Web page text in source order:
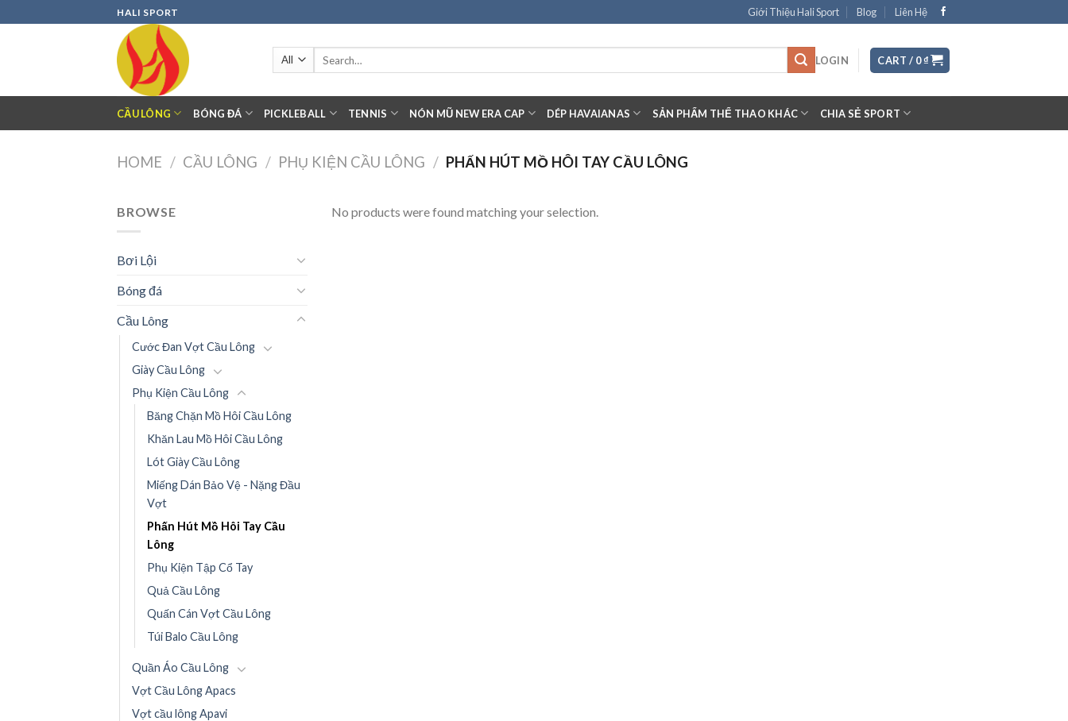
to
HALI SPORT Giới Thiệu Hali Sport Blog Liên Hệ
LOGIN CART / 0₫
CẦU LÔNG BÓNG ĐÁ PICKLEBALL TENNIS NÓN MŨ NEW ERA CAP DÉP HAVAIANAS SẢN PHẨM THỂ THAO KHÁC CHIA SẺ SPORT
HOME / CẦU LÔNG / PHỤ KIỆN CẦU LÔNG / PHẤN HÚT MỒ HÔI TAY CẦU LÔNG
BROWSE
Bơi Lội
Bóng đá
Cầu Lông
Cước Đan Vợt Cầu Lông
Giày Cầu Lông
Phụ Kiện Cầu Lông
Băng Chặn Mồ Hôi Cầu Lông
Khăn Lau Mồ Hôi Cầu Lông
Lót Giày Cầu Lông
Miếng Dán Bảo Vệ - Nặng Đầu
Vợt
Phấn Hút Mồ Hôi Tay Cầu
Lông
Phụ Kiện Tập Cổ Tay
Quả Cầu Lông
Quấn Cán Vợt Cầu Lông
Túi Balo Cầu Lông
Quần Áo Cầu Lông
Vợt Cầu Lông Apacs
Vợt cầu lông Apavi
No products were found matching your selection.